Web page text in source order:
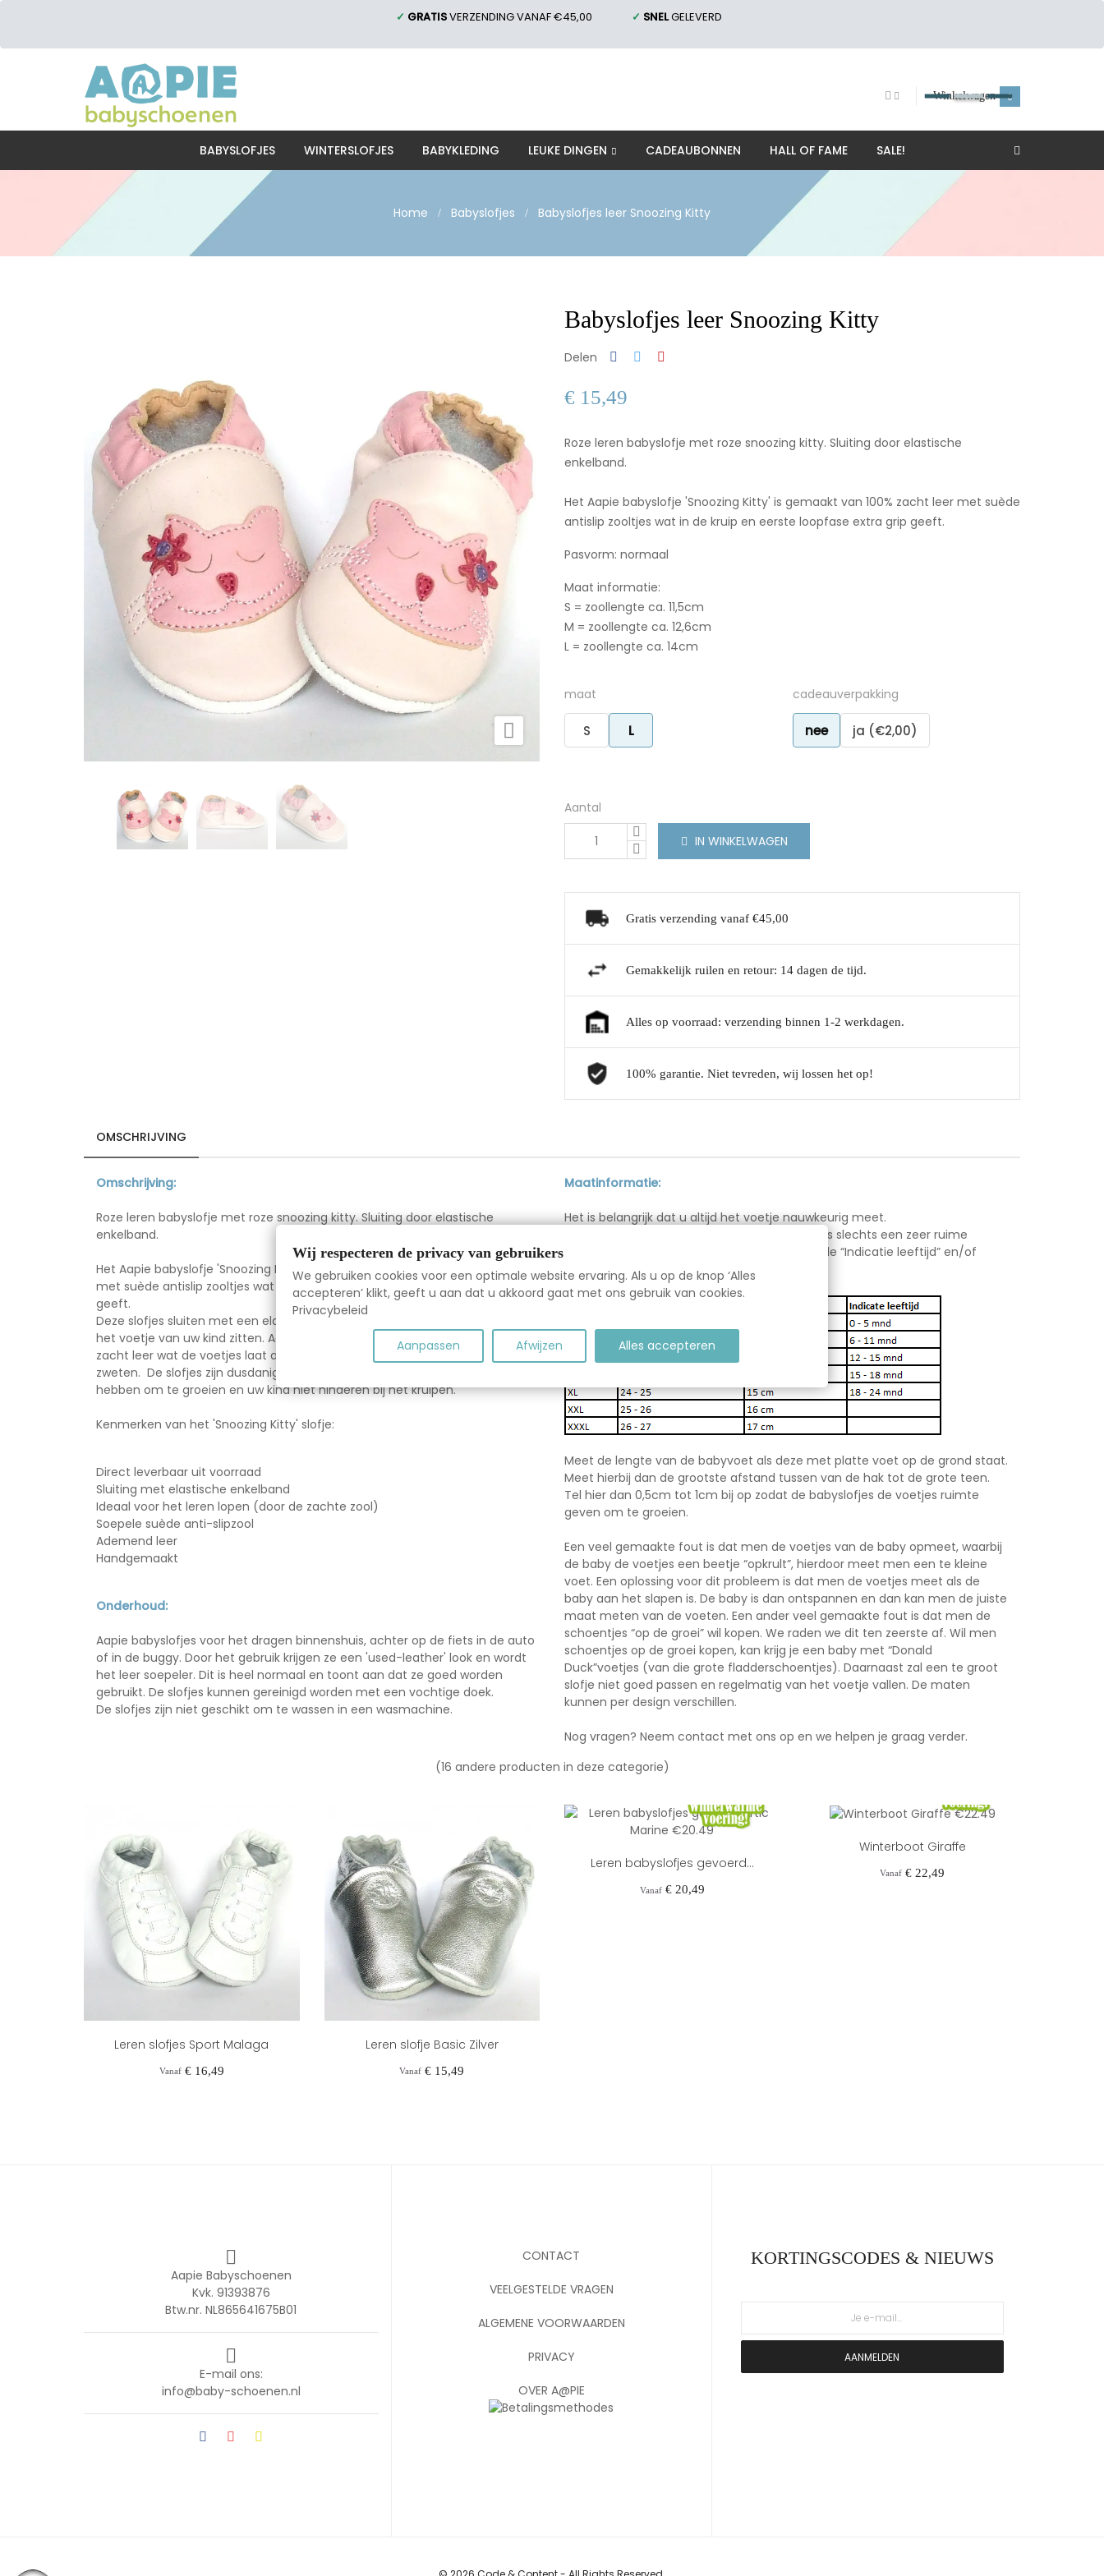
✓ GRATISVERZENDING VANAF €45,00 ✓ SNELGELEVERD
Winkelwagen 0
BABYSLOFJES WINTERSLOFJES BABYKLEDING LEUKE DINGEN CADEAUBONNEN HALL OF FAME SALE!
Home Babyslofjes Babyslofjes leer Snoozing Kitty

Babyslofjes leer Snoozing Kitty
Delen
€ 15,49
Roze leren babyslofje met roze snoozing kitty. Sluiting door elastische
enkelband.
Het Aapie babyslofje 'Snoozing Kitty' is gemaakt van 100% zacht leer met suède
antislip zooltjes wat in de kruip en eerste loopfase extra grip geeft.
Pasvorm: normaal
Maat informatie:
S = zoollengte ca. 11,5cm
M = zoollengte ca. 12,6cm
L = zoollengte ca. 14cm
maat
S L
cadeauverpakking
nee ja (€2,00)
Aantal
IN WINKELWAGEN
Gratis verzending vanaf €45,00
Gemakkelijk ruilen en retour: 14 dagen de tijd.
Alles op voorraad: verzending binnen 1-2 werkdagen.
100% garantie. Niet tevreden, wij lossen het op!
OMSCHRIJVING
Omschrijving:
Roze leren babyslofje met roze snoozing kitty. Sluiting door elastische
enkelband.
Het Aapie babyslofje 'Snoozing Kitty' is gemaakt van 100% zacht leer
met suède antislip zooltjes wat in de kruip en eerste loopfase extra grip
geeft.
Deze slofjes sluiten met een elastische enkelband en blijven zeer goed aan
het voetje van uw kind zitten. Aapie babyschoenen gebruikt voor de slofjes
zacht leer wat de voetjes laat ademen, zodat de babyvoetjes niet gaan
zweten. De slofjes zijn dusdanig ontworpen dat de babyvoetjes de ruimte
hebben om te groeien en uw kind niet hinderen bij het kruipen.
Kenmerken van het 'Snoozing Kitty' slofje:
Direct leverbaar uit voorraad
Sluiting met elastische enkelband
Ideaal voor het leren lopen (door de zachte zool)
Soepele suède anti-slipzool
Ademend leer
Handgemaakt
Onderhoud:
Aapie babyslofjes voor het dragen binnenshuis, achter op de fiets in de auto
of in de buggy. Door het gebruik krijgen ze een 'used-leather' look en wordt
het leer soepeler. Dit is heel normaal en toont aan dat ze goed worden
gebruikt. De slofjes kunnen gereinigd worden met een vochtige doek.
De slofjes zijn niet geschikt om te wassen in een wasmachine.
Maatinformatie:
Het is belangrijk dat u altijd het voetje nauwkeurig meet.
“Indicatie leeftijd” en “indicatie schoenmaat” is slechts een zeer ruime
indicatie, baseer de aankoop nooit alleen op de “Indicatie leeftijd” en/of
“indicatie schoenmaat”.
Meet de lengte van de babyvoet als deze met platte voet op de grond staat.
Meet hierbij dan de grootste afstand tussen van de hak tot de grote teen.
Tel hier dan 0,5cm tot 1cm bij op zodat de babyslofjes de voetjes ruimte
geven om te groeien.
Een veel gemaakte fout is dat men de voetjes van de baby opmeet, waarbij
de baby de voetjes een beetje “opkrult”, hierdoor meet men een te kleine
voet. Een oplossing voor dit probleem is dat men de voetjes meet als de
baby aan het slapen is. De baby is dan ontspannen en dan kan men de juiste
maat meten van de voeten. Een ander veel gemaakte fout is dat men de
schoentjes “op de groei” wil kopen. We raden we dit ten zeerste af. Wil men
schoentjes op de groei kopen, kan krijg je een baby met “Donald
Duck”voetjes (van die grote fladderschoentjes). Daarnaast zal een te groot
slofje niet goed passen en regelmatig van het voetje vallen. De maten
kunnen per design verschillen.
Nog vragen? Neem contact met ons op en we helpen je graag verder.
(16 andere producten in deze categorie)
Leren slofjes Sport Malaga
Vanaf Prijs
€ 16,49
Leren slofje Basic Zilver
Vanaf Prijs
€ 15,49
Leren babyslofjes gevoerd...
Vanaf Prijs
€ 20,49
Winterboot Giraffe
Vanaf Prijs
€ 22,49

Aapie Babyschoenen
Kvk. 91393876
Btw.nr. NL865641675B01

E-mail ons:
info@baby-schoenen.nl
CONTACT
VEELGESTELDE VRAGEN
ALGEMENE VOORWAARDEN
PRIVACY
OVER A@PIE
KORTINGSCODES & NIEUWS
AANMELDEN
Wij respecteren de privacy van gebruikers
We gebruiken cookies voor een optimale website ervaring. Als u op de knop ‘Alles
accepteren’ klikt, geeft u aan dat u akkoord gaat met ons gebruik van cookies.
Privacybeleid
Aanpassen Afwijzen Alles accepteren